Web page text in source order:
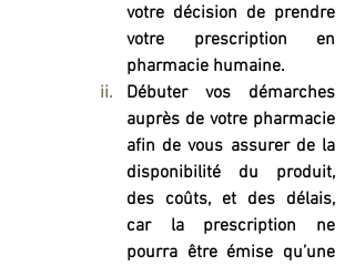
votre décision de prendre
votre prescription en
pharmacie humaine.
Débuter vos démarches
auprès de votre pharmacie
afin de vous assurer de la
disponibilité du produit,
des coûts, et des délais,
car la prescription ne
pourra être émise qu’une